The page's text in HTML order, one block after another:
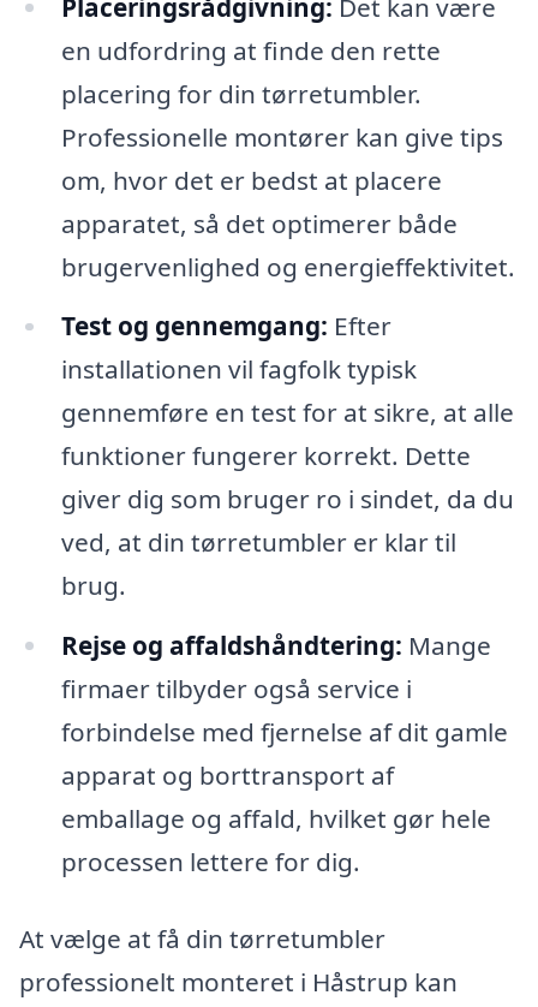
Placeringsrådgivning: Det kan være
en udfordring at finde den rette
placering for din tørretumbler.
Professionelle montører kan give tips
om, hvor det er bedst at placere
apparatet, så det optimerer både
brugervenlighed og energieffektivitet.
Test og gennemgang: Efter
installationen vil fagfolk typisk
gennemføre en test for at sikre, at alle
funktioner fungerer korrekt. Dette
giver dig som bruger ro i sindet, da du
ved, at din tørretumbler er klar til
brug.
Rejse og affaldshåndtering: Mange
firmaer tilbyder også service i
forbindelse med fjernelse af dit gamle
apparat og borttransport af
emballage og affald, hvilket gør hele
processen lettere for dig.
At vælge at få din tørretumbler
professionelt monteret i Håstrup kan